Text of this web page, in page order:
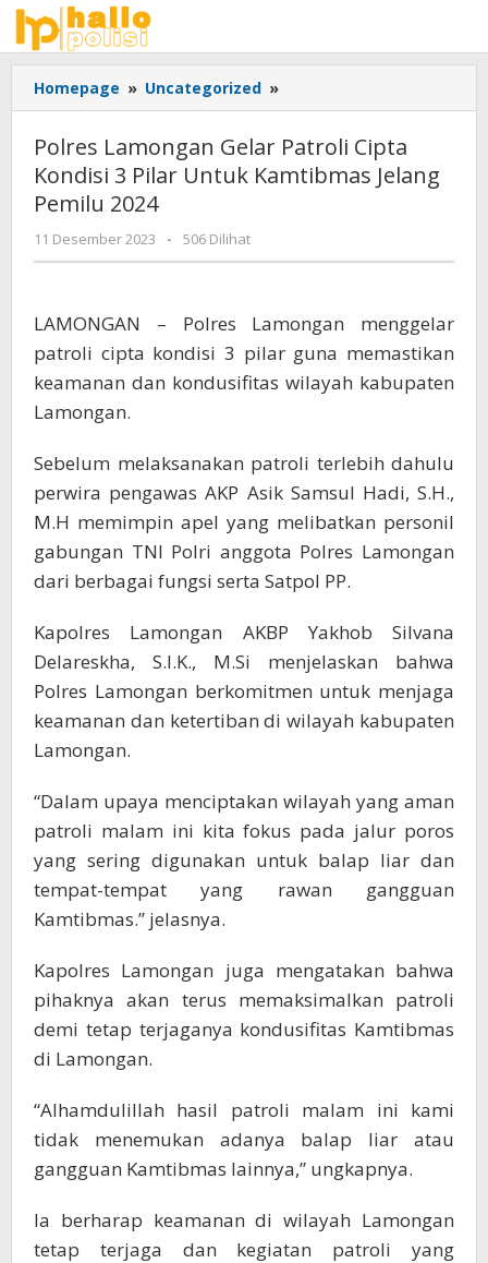
Lewati
konten
Homepage » Uncategorized »
Lamongan
Patroli
Cipta
Untuk
Jelang
Pemilu
2024
Polres Lamongan Gelar Patroli Cipta
Kondisi 3 Pilar Untuk Kamtibmas Jelang
Pemilu 2024
11 Desember 2023
oleh
Adhis
- 506 Dilihat
LAMONGAN – Polres Lamongan menggelar
patroli cipta kondisi 3 pilar guna memastikan
keamanan dan kondusifitas wilayah kabupaten
Lamongan.
Sebelum melaksanakan patroli terlebih dahulu
perwira pengawas AKP Asik Samsul Hadi, S.H.,
M.H memimpin apel yang melibatkan personil
gabungan TNI Polri anggota Polres Lamongan
dari berbagai fungsi serta Satpol PP.
Kapolres Lamongan AKBP Yakhob Silvana
Delareskha, S.I.K., M.Si menjelaskan bahwa
Polres Lamongan berkomitmen untuk menjaga
keamanan dan ketertiban di wilayah kabupaten
Lamongan.
“Dalam upaya menciptakan wilayah yang aman
patroli malam ini kita fokus pada jalur poros
yang sering digunakan untuk balap liar dan
tempat-tempat yang rawan gangguan
Kamtibmas.” jelasnya.
Kapolres Lamongan juga mengatakan bahwa
pihaknya akan terus memaksimalkan patroli
demi tetap terjaganya kondusifitas Kamtibmas
di Lamongan.
“Alhamdulillah hasil patroli malam ini kami
tidak menemukan adanya balap liar atau
gangguan Kamtibmas lainnya,” ungkapnya.
Ia berharap keamanan di wilayah Lamongan
tetap terjaga dan kegiatan patroli yang